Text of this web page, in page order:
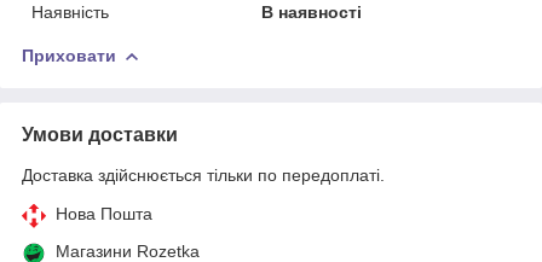
Наявність
В наявності
Приховати
Умови доставки
Доставка здійснюється тільки по передоплаті.
Нова Пошта
Магазини Rozetka